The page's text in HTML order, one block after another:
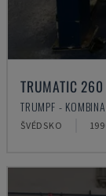
TRUMATIC 260
TRUMPF -
ŠVÉDSKO